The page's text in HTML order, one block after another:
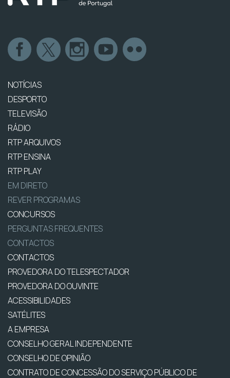
NOTÍCIAS
DESPORTO
TELEVISÃO
RÁDIO
RTP ARQUIVOS
RTP ENSINA
RTP PLAY
EM DIRETO
REVER PROGRAMAS
CONCURSOS
PERGUNTAS FREQUENTES
CONTACTOS
CONTACTOS
PROVEDORA DO TELESPECTADOR
PROVEDORA DO OUVINTE
ACESSIBILIDADES
SATÉLITES
A EMPRESA
CONSELHO GERAL INDEPENDENTE
CONSELHO DE OPINIÃO
CONTRATO DE CONCESSÃO DO SERVIÇO PÚBLICO DE